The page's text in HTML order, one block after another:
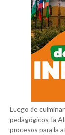
Luego de
pedagógicos, la
procesos para la